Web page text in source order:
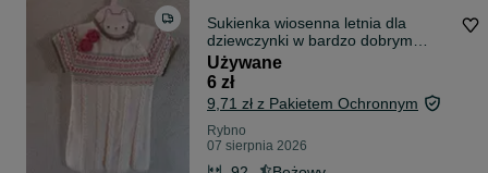
Sukienka wiosenna letnia dla
dziewczynki w bardzo dobrym
stanie. Rozmiar 92 Zapraszam
#sukienka #sukienkadladziewczynki
#uroczasukienka #wyprzedazszaf
Używane
6 zł
9,71 zł z Pakietem Ochronnym
Rybno
07 sierpnia 2026